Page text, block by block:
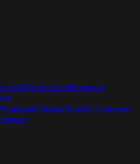
roueClimatisationFreins et
VitrageTrouvez le service